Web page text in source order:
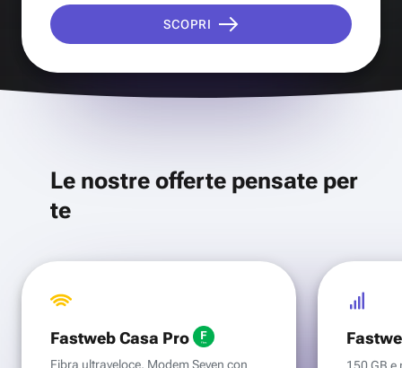
SCOPRI
Le nostre offerte pensate per
te
Fastweb Casa Pro
Fibra ultraveloce, Modem Seven con